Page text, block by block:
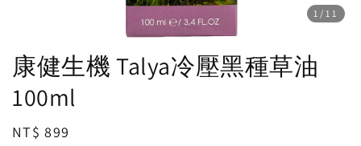
1 /11
康健生機 Talya冷壓黑種草油
100ml
Regular
NT$ 899